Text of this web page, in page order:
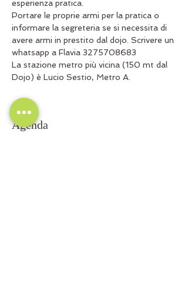
esperienza pratica.
Portare le proprie armi per la pratica o
informare la segreteria se si necessita di
avere armi in prestito dal dojo. Scrivere un
whatsapp a Flavia 3275708683
La stazione metro più vicina (150 mt dal
Dojo) è Lucio Sestio, Metro A.
Agenda